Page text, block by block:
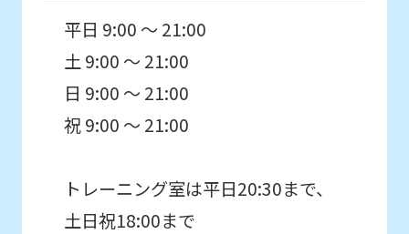
平日 9:00 ～ 21:00
土 9:00 ～ 21:00
日 9:00 ～ 21:00
祝 9:00 ～ 21:00
トレーニング室は平日20:30まで、
土日祝18:00まで
The